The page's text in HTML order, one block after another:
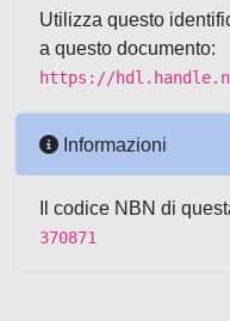
Utilizza questo
a questo documento:
https://
Informazioni
Il codice NBN di
370871